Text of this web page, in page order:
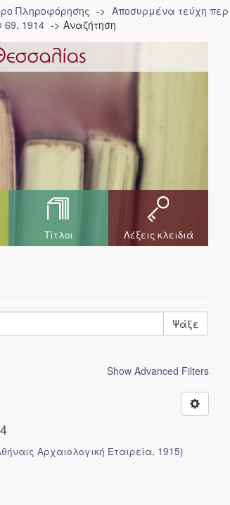
Πληροφόρησης
Αποσυρμένα τεύχη
69, 1914 Αναζήτηση
Τίτλοι Λέξεις κλειδιά
Ψάξε
Show Advanced Filters
Αρχαιολογική Εταιρεία, 1915)